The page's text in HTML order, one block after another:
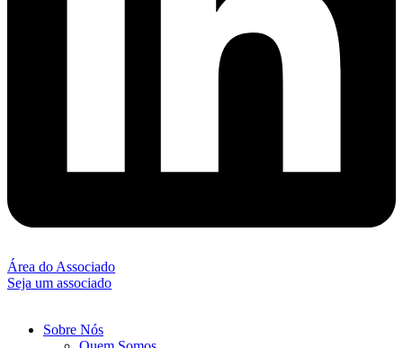
Área do Associado
Seja um associado
Sobre Nós